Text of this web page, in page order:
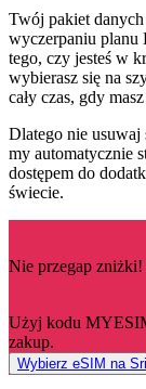
Twój pakiet
wyczerpaniu planu
tego, czy jesteś w
wybierasz się na
cały czas, gdy
Dlatego nie
my automatycznie
dostępem do
świecie.
Nie przegap zniżki!
Użyj kodu
zakup.
Wybierz eSIM na